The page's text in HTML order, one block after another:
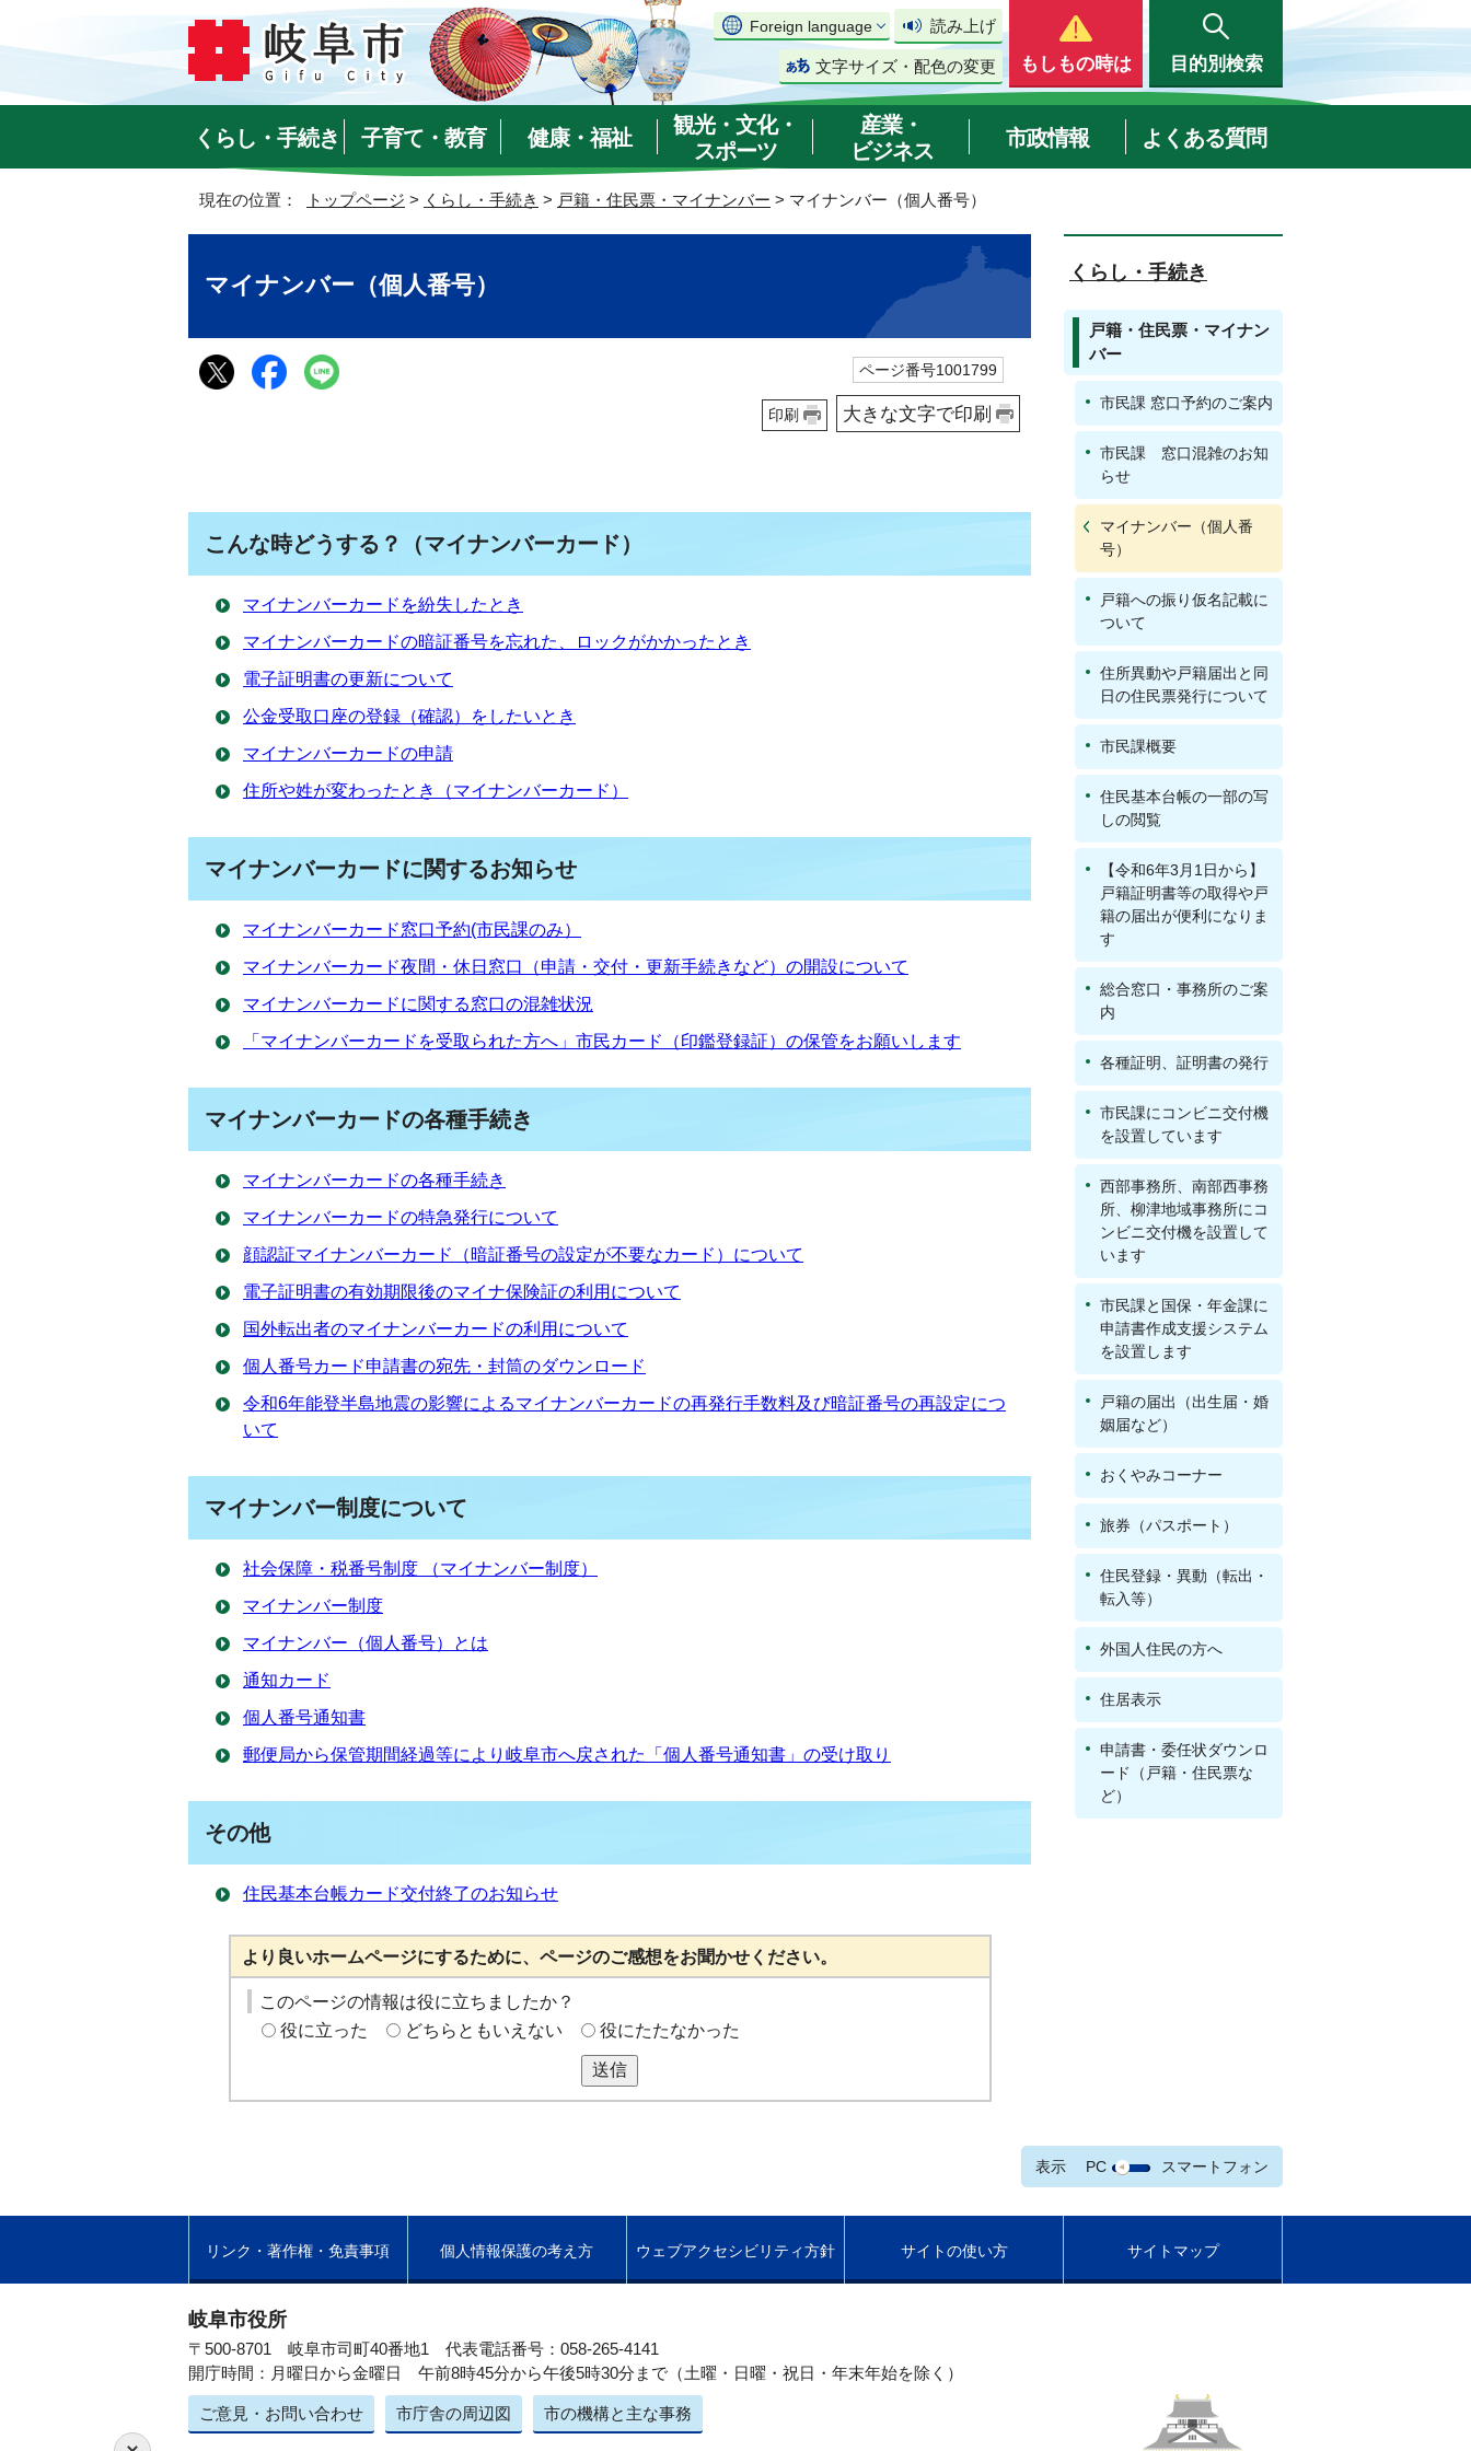
Foreign language 読み上げ
文字サイズ・配色の変更 もしもの時は 目的別検索
くらし・手続き 子育て・教育 健康・福祉
観光・文化・
スポーツ
産業・
ビジネス
市政情報 よくある質問
現在の位置： トップページ > くらし・手続き > 戸籍・住民票・マイナンバー > マイナンバー（個人番号）
マイナンバー（個人番号）
ページ番号1001799
印刷 大きな文字で印刷
こんな時どうする？（マイナンバーカード）
マイナンバーカードを紛失したとき
マイナンバーカードの暗証番号を忘れた、ロックがかかったとき
電子証明書の更新について
公金受取口座の登録（確認）をしたいとき
マイナンバーカードの申請
住所や姓が変わったとき（マイナンバーカード）
マイナンバーカードに関するお知らせ
マイナンバーカード窓口予約(市民課のみ）
マイナンバーカード夜間・休日窓口（申請・交付・更新手続きなど）の開設について
マイナンバーカードに関する窓口の混雑状況
「マイナンバーカードを受取られた方へ」市民カード（印鑑登録証）の保管をお願いします
マイナンバーカードの各種手続き
マイナンバーカードの各種手続き
マイナンバーカードの特急発行について
顔認証マイナンバーカード（暗証番号の設定が不要なカード）について
電子証明書の有効期限後のマイナ保険証の利用について
国外転出者のマイナンバーカードの利用について
個人番号カード申請書の宛先・封筒のダウンロード
令和6年能登半島地震の影響によるマイナンバーカードの再発行手数料及び暗証番号の再設定につ
いて
マイナンバー制度について
社会保障・税番号制度 （マイナンバー制度）
マイナンバー制度
マイナンバー（個人番号）とは
通知カード
個人番号通知書
郵便局から保管期間経過等により岐阜市へ戻された「個人番号通知書」の受け取り
その他
住民基本台帳カード交付終了のお知らせ
より良いホームページにするために、ページのご感想をお聞かせください。
このページの情報は役に立ちましたか？
役に立った
どちらともいえない 役にたたなかった
送信
くらし・手続き
戸籍・住民票・マイナン
バー
市民課 窓口予約のご案内
市民課 窓口混雑のお知
らせ
マイナンバー（個人番
号）
戸籍への振り仮名記載に
ついて
住所異動や戸籍届出と同
日の住民票発行について
市民課概要
住民基本台帳の一部の写
しの閲覧
【令和6年3月1日から】
戸籍証明書等の取得や戸
籍の届出が便利になりま
す
総合窓口・事務所のご案
内
各種証明、証明書の発行
市民課にコンビニ交付機
を設置しています
西部事務所、南部西事務
所、柳津地域事務所にコ
ンビニ交付機を設置して
います
市民課と国保・年金課に
申請書作成支援システム
を設置します
戸籍の届出（出生届・婚
姻届など）
おくやみコーナー
旅券（パスポート）
住民登録・異動（転出・
転入等）
外国人住民の方へ
住居表示
申請書・委任状ダウンロ
ード（戸籍・住民票な
ど）
表示 PC スマートフォン
リンク・著作権・免責事項 個人情報保護の考え方 ウェブアクセシビリティ方針 サイトの使い方 サイトマップ
岐阜市役所
〒500-8701 岐阜市司町40番地1 代表電話番号：058-265-4141
開庁時間：月曜日から金曜日 午前8時45分から午後5時30分まで（土曜・日曜・祝日・年末年始を除く）
ご意見・お問い合わせ 市庁舎の周辺図 市の機構と主な事務